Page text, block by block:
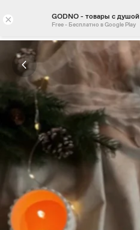
× GODNO - товары с душой
Free - Бесплатно в Google Play